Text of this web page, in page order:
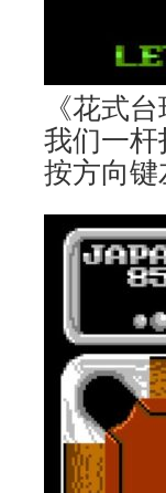
《花式
我们一
按方向